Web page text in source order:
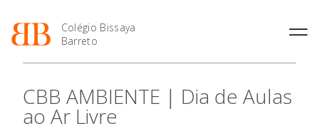
Colégio Bissaya
Barreto
Projeto Educativo
Organização
Enriquecimento Curricular
Oferta Curricular
Profissionais
Matrículas
2027
Calendários
CBB AMBIENTE | Dia de Aulas
ao Ar Livre